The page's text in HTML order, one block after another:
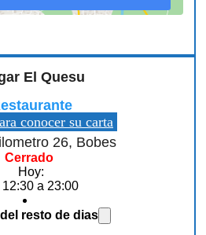
El Quesu
conocer su carta
26, Bobes
Cerrado
Hoy:
12:30 a 23:00
resto de dias